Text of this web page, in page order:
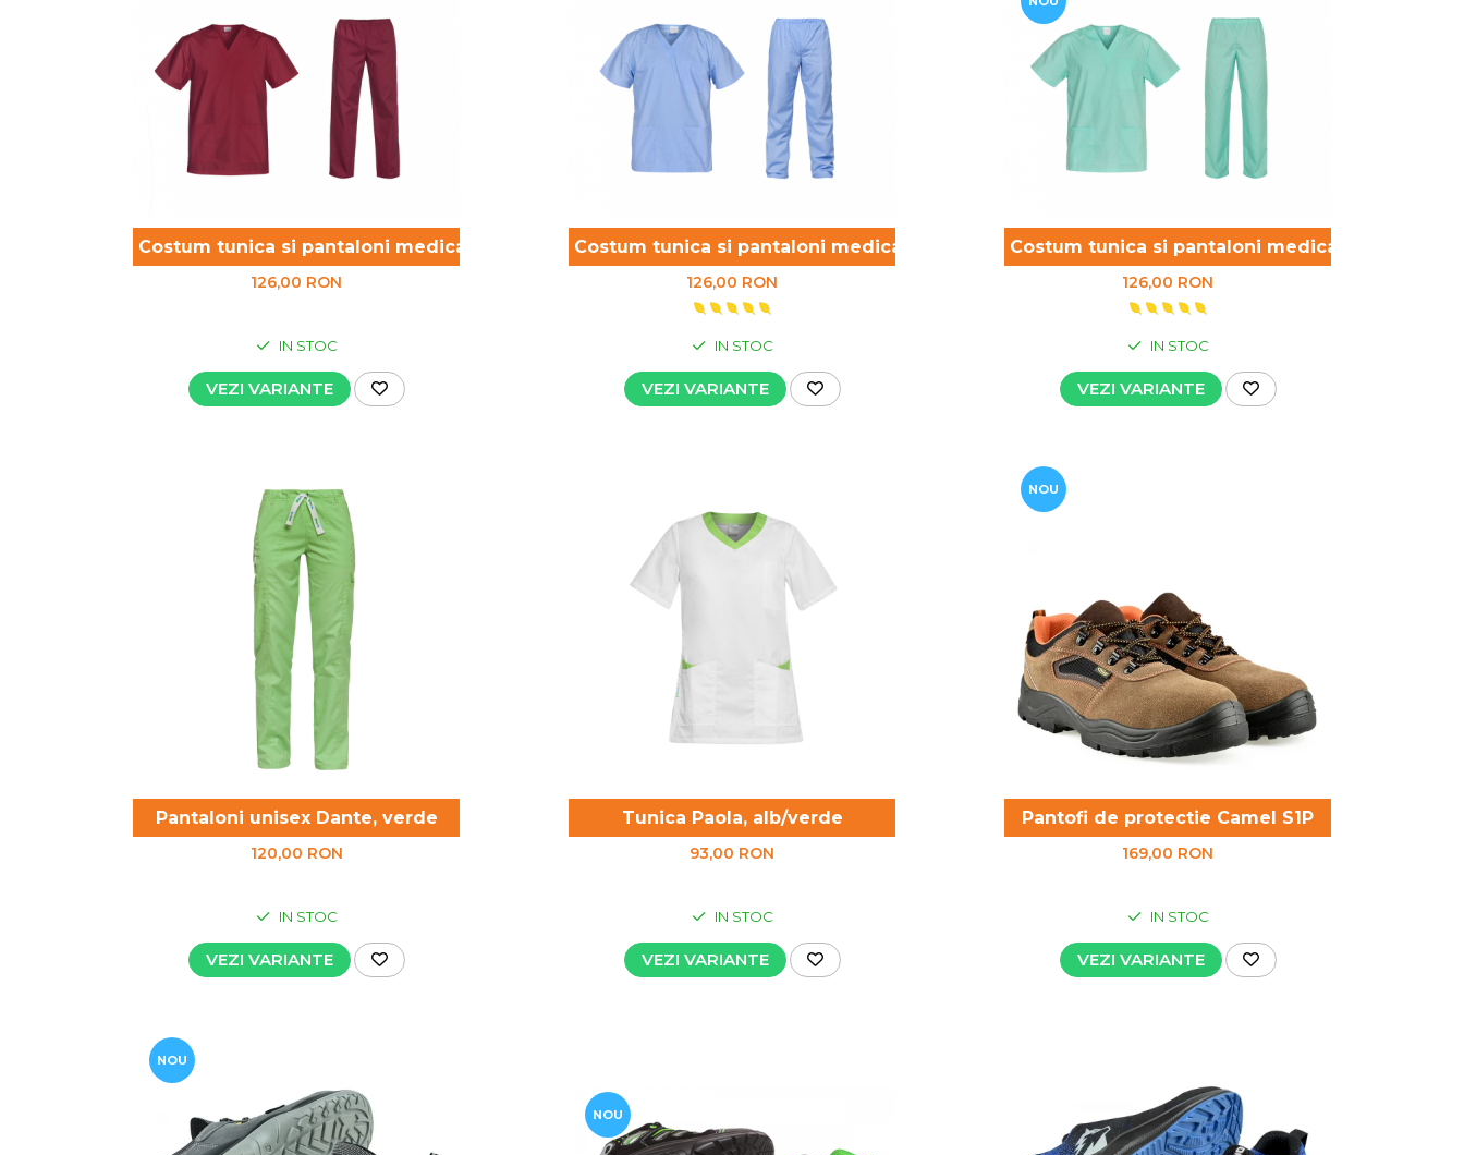
Costum tunica si pantaloni medicali, visiniu
126,00 RON
IN STOC
VEZI VARIANTE
Costum tunica si pantaloni medicali, albastru
126,00 RON
IN STOC
VEZI VARIANTE
Costum tunica si pantaloni medicali, verde
126,00 RON
IN STOC
VEZI VARIANTE
Pantaloni unisex Dante, verde
120,00 RON
IN STOC
VEZI VARIANTE
Tunica Paola, alb/verde
93,00 RON
IN STOC
VEZI VARIANTE
NOU
Pantofi de protectie Camel S1P
169,00 RON
IN STOC
VEZI VARIANTE
NOU
NOU